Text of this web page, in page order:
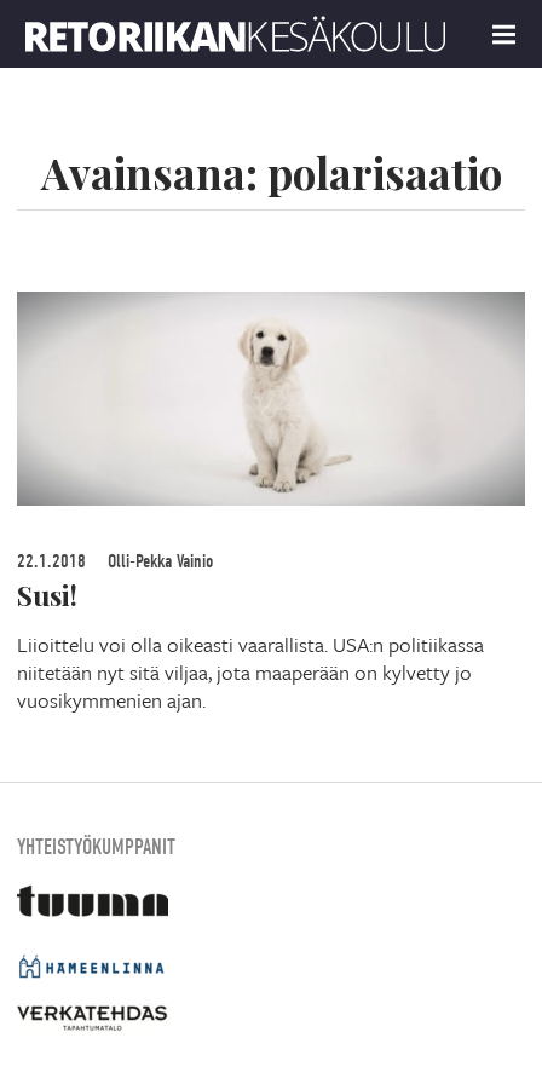
MENU
Avainsana: polarisaatio
22.1.2018 Olli-Pekka Vainio
Susi!
Liioittelu voi olla oikeasti vaarallista. USA:n politiikassa
niitetään nyt sitä viljaa, jota maaperään on kylvetty jo
vuosikymmenien ajan.
YHTEISTYÖKUMPPANIT